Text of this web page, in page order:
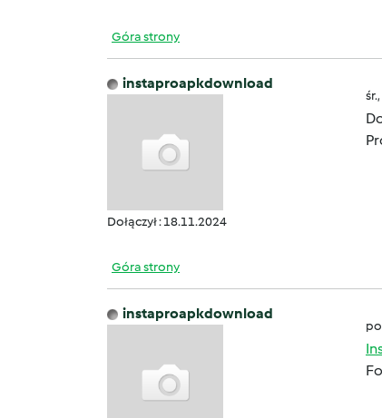
Góra strony
instaproapkdownload
Dołączył : 18.11.2024
Góra strony
instaproapkdownload